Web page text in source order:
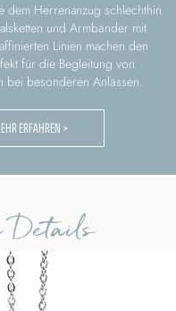
dem Herrenanzug schlechthin
und Armbänder mit
Linien machen den
für die Begleitung von
bei besonderen Anlässen.
ERFAHREN >
Details